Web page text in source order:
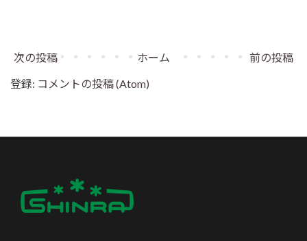
次の投稿 前の投稿
ホーム
登録: コメントの投稿 (Atom)